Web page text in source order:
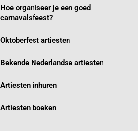
Hoe organiseer je een goed
carnavalsfeest?
Oktoberfest artiesten
Bekende Nederlandse artiesten
Artiesten inhuren
Artiesten boeken